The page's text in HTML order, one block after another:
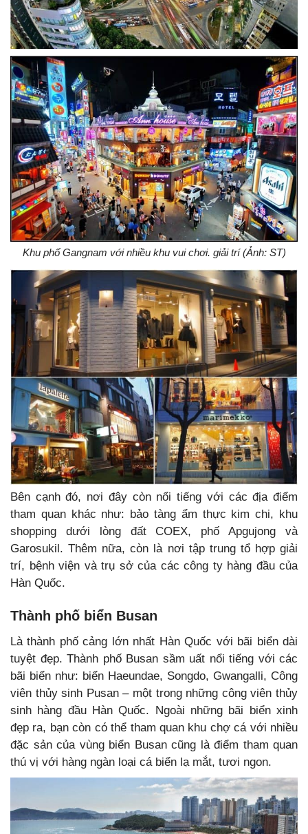
Khu phố Gangnam với nhiều khu vui chơi. giải trí (Ảnh: ST)
Bên cạnh đó, nơi đây còn nổi tiếng với các địa điểm
tham quan khác như: bảo tàng ẩm thực kim chi, khu
shopping dưới lòng đất COEX, phố Apgujong và
Garosukil. Thêm nữa, còn là nơi tập trung tổ hợp giải
trí, bệnh viện và trụ sở của các công ty hàng đầu của
Hàn Quốc.
Thành phố biển Busan
Là thành phố cảng lớn nhất Hàn Quốc với bãi biển dài
tuyệt đẹp. Thành phố Busan sầm uất nổi tiếng với các
bãi biển như: biển Haeundae, Songdo, Gwangalli, Công
viên thủy sinh Pusan – một trong những công viên thủy
sinh hàng đầu Hàn Quốc. Ngoài những bãi biển xinh
đẹp ra, bạn còn có thể tham quan khu chợ cá với nhiều
đặc sản của vùng biển Busan cũng là điểm tham quan
thú vị với hàng ngàn loại cá biển lạ mắt, tươi ngon.